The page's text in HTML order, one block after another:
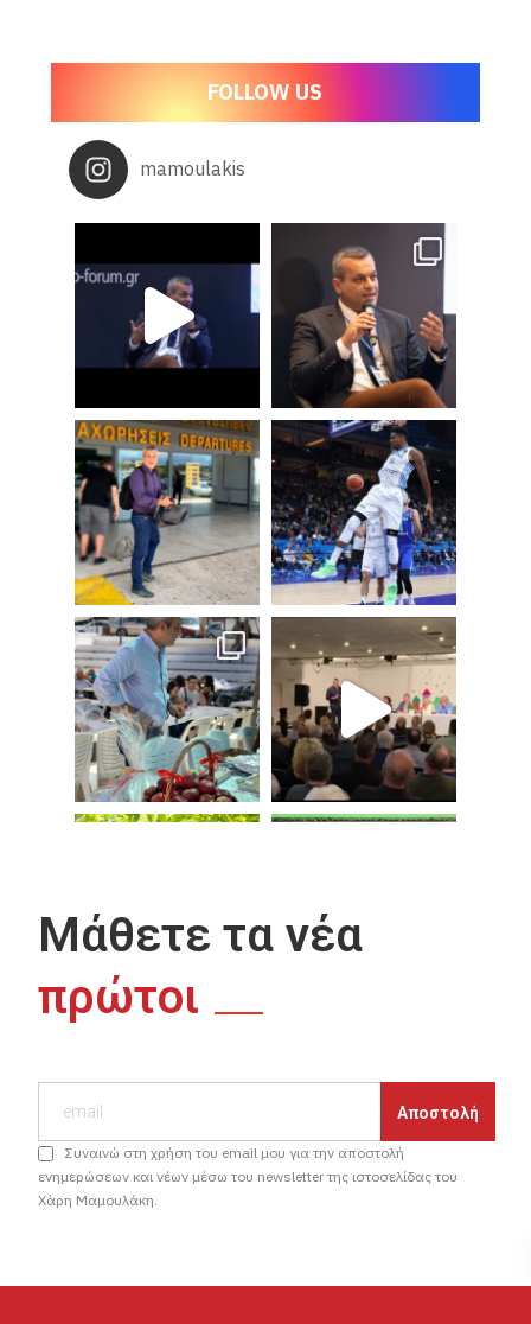
mamoulakis
FOLLOW US
Μάθετε τα νέα
πρώτοι
Συναινώ στη χρήση του email μου για την αποστολή
ενημερώσεων και νέων μέσω του newsletter της ιστοσελίδας του
Χάρη Μαμουλάκη.